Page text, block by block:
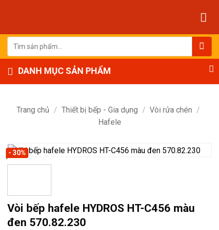
dung
Tìm
kiếm:
DANH MỤC SẢN PHẨM
Trang chủ / Thiết bị bếp - Gia dụng / Vòi rửa chén /
Hafele
- 30%
Vòi bếp hafele HYDROS HT-C456 màu
đen 570.82.230